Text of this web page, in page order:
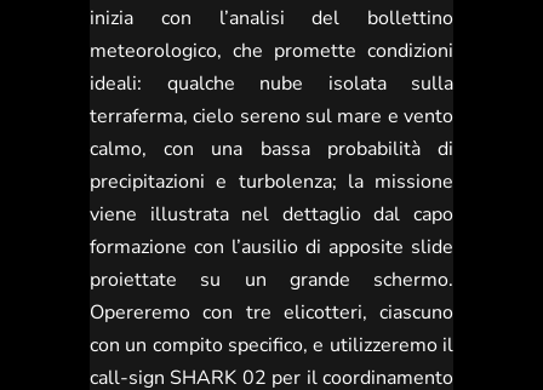
inizia con l’analisi del bollettino
meteorologico, che promette condizioni
ideali: qualche nube isolata sulla
terraferma, cielo sereno sul mare e vento
calmo, con una bassa probabilità di
precipitazioni e turbolenza; la missione
viene illustrata nel dettaglio dal capo
formazione con l’ausilio di apposite slide
proiettate su un grande schermo.
Opereremo con tre elicotteri, ciascuno
con un compito specifico, e utilizzeremo il
call-sign SHARK 02 per il coordinamento